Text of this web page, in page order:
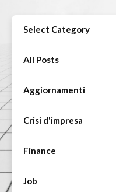
Select Category
All Posts
Aggiornamenti
Crisi d'impresa
Finance
Job